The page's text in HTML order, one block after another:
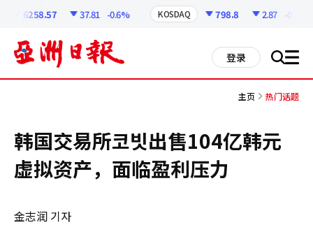
6258.57 37.81 -0.6% KOSDAQ 798.8 2.87 -0.36%
登录 搜 all
主页 热门话题
韩国交易所코빗出售104亿韩元
虚拟资产，面临盈利压力
金志润 기자